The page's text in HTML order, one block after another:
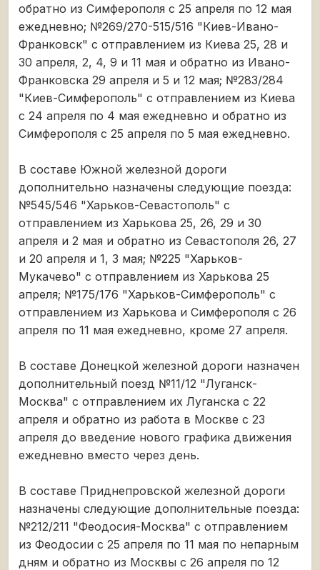
обратно из Симферополя с 25 апреля по 12 мая
ежедневно; №269/270-515/516 "Киев-Ивано-
Франковск" с отправлением из Киева 25, 28 и
30 апреля, 2, 4, 9 и 11 мая и обратно из Ивано-
Франковска 29 апреля и 5 и 12 мая; №283/284
"Киев-Симферополь" с отправлением из Киева
с 24 апреля по 4 мая ежедневно и обратно из
Симферополя с 25 апреля по 5 мая ежедневно.
В составе Южной железной дороги
дополнительно назначены следующие поезда:
№545/546 "Харьков-Севастополь" с
отправлением из Харькова 25, 26, 29 и 30
апреля и 2 мая и обратно из Севастополя 26, 27
и 20 апреля и 1, 3 мая; №225 "Харьков-
Мукачево" с отправлением из Харькова 25
апреля; №175/176 "Харьков-Симферополь" с
отправлением из Харькова и Симферополя с 26
апреля по 11 мая ежедневно, кроме 27 апреля.
В составе Донецкой железной дороги назначен
дополнительный поезд №11/12 "Луганск-
Москва" с отправлением их Луганска с 22
апреля и обратно из работа в Москве с 23
апреля до введение нового графика движения
ежедневно вместо через день.
В составе Приднепровской железной дороги
назначены следующие дополнительные поезда:
№212/211 "Феодосия-Москва" с отправлением
из Феодосии с 25 апреля по 11 мая по непарным
дням и обратно из Москвы с 26 апреля по 12